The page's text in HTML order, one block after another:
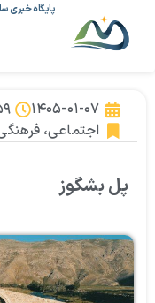
پایگاه خبری
۱۴۰۵-۰۱-۰۷
اجتماعی،
پل بشگوز